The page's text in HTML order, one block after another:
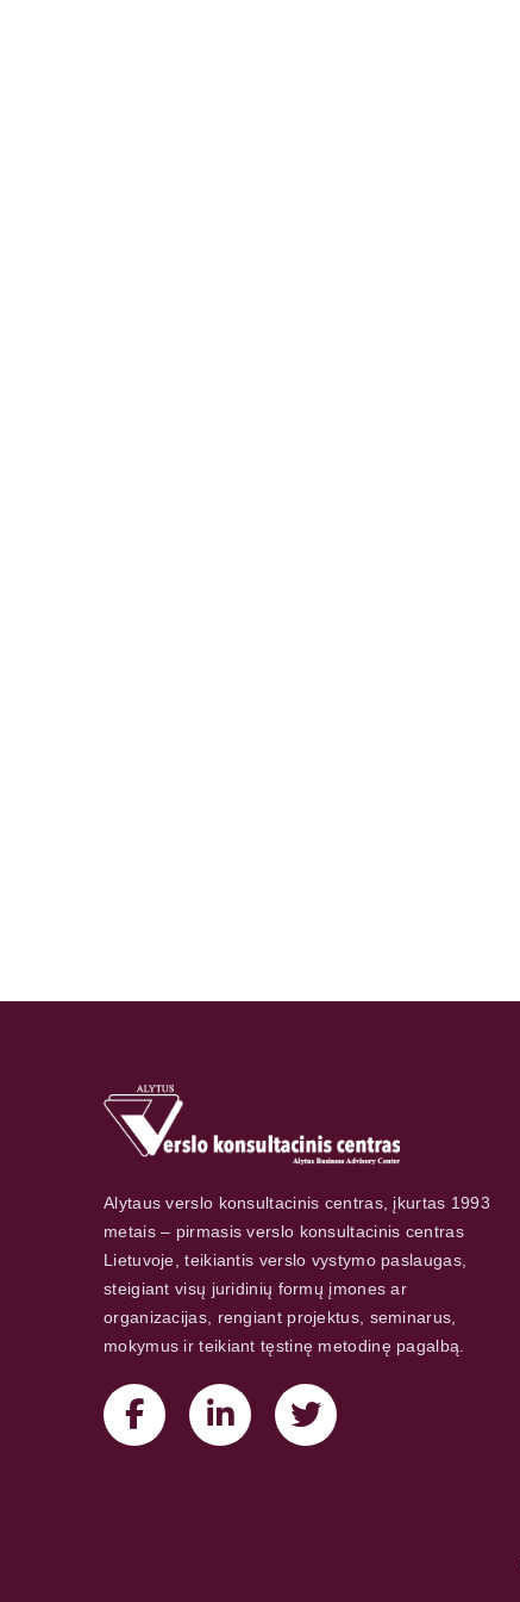
Alytaus verslo konsultacinis centras, įkurtas 1993
metais – pirmasis verslo konsultacinis centras
Lietuvoje, teikiantis verslo vystymo paslaugas,
steigiant visų juridinių formų įmones ar
organizacijas, rengiant projektus, seminarus,
mokymus ir teikiant tęstinę metodinę pagalbą.